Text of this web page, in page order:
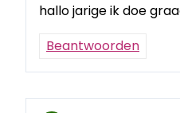
hallo jarige ik doe
Beantwoorden